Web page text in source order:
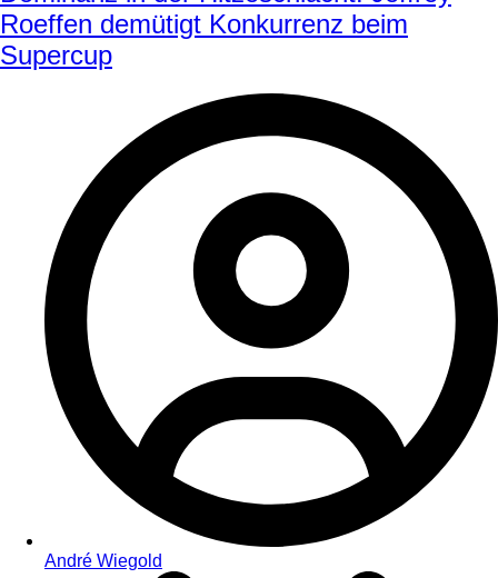
Roeffen demütigt Konkurrenz beim
Supercup
André Wiegold